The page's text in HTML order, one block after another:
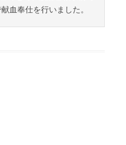
血奉仕を行いました。